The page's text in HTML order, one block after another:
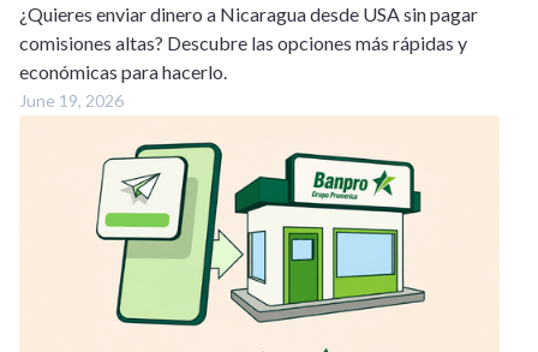
¿Quieres enviar dinero a Nicaragua desde USA sin pagar
comisiones altas? Descubre las opciones más rápidas y
económicas para hacerlo.
June 19, 2026